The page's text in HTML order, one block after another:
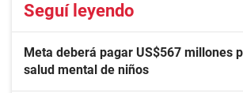
Seguí leyendo
Meta deberá pagar US$567 millones
salud mental de niños